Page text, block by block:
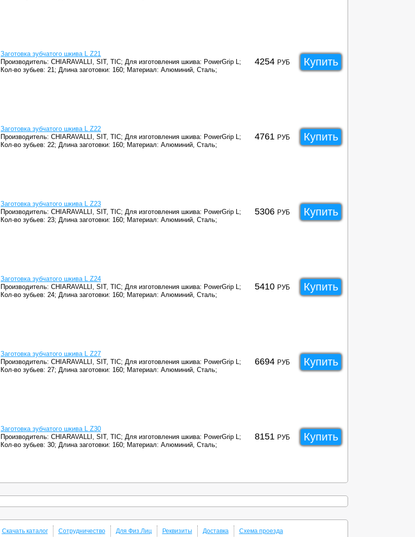
Заготовка зубчатого шкива L Z21
Производитель: CHIARAVALLI, SIT, TIC; Для изготовления шкива: PowerGrip L;
Кол-во зубьев: 21; Длина заготовки: 160; Материал: Алюминий, Сталь;
4254 РУБ Купить
Заготовка зубчатого шкива L Z22
Производитель: CHIARAVALLI, SIT, TIC; Для изготовления шкива: PowerGrip L;
Кол-во зубьев: 22; Длина заготовки: 160; Материал: Алюминий, Сталь;
4761 РУБ Купить
Заготовка зубчатого шкива L Z23
Производитель: CHIARAVALLI, SIT, TIC; Для изготовления шкива: PowerGrip L;
Кол-во зубьев: 23; Длина заготовки: 160; Материал: Алюминий, Сталь;
5306 РУБ Купить
Заготовка зубчатого шкива L Z24
Производитель: CHIARAVALLI, SIT, TIC; Для изготовления шкива: PowerGrip L;
Кол-во зубьев: 24; Длина заготовки: 160; Материал: Алюминий, Сталь;
5410 РУБ Купить
Заготовка зубчатого шкива L Z27
Производитель: CHIARAVALLI, SIT, TIC; Для изготовления шкива: PowerGrip L;
Кол-во зубьев: 27; Длина заготовки: 160; Материал: Алюминий, Сталь;
6694 РУБ Купить
Заготовка зубчатого шкива L Z30
Производитель: CHIARAVALLI, SIT, TIC; Для изготовления шкива: PowerGrip L;
Кол-во зубьев: 30; Длина заготовки: 160; Материал: Алюминий, Сталь;
8151 РУБ Купить
Скачать каталог Сотрудничество Для Физ.Лиц Реквизиты Доставка Схема проезда